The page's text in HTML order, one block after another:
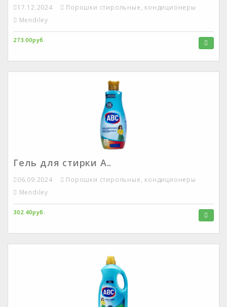
17.12.2024
Порошки стирольные, кондиционеры
Mendiley
273.00руб.
Гель для стирки А..
06.09.2024
Порошки стирольные, кондиционеры
Mendiley
302.40руб.